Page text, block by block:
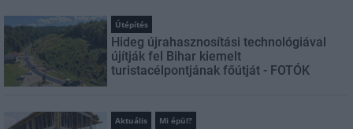
Útépítés
Hideg újrahasznosítási technológiával
újítják fel Bihar kiemelt
turistacélpontjának főútját - FOTÓK
Aktuális Mi épül?